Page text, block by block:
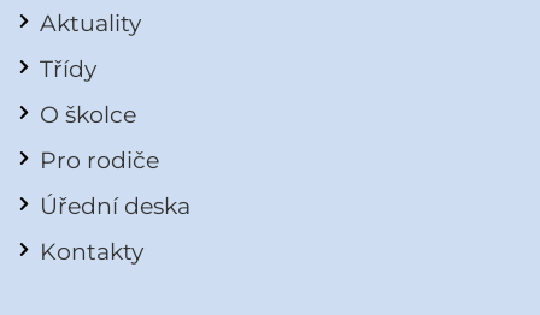
Aktuality
Třídy
O školce
Pro rodiče
Úřední deska
Kontakty